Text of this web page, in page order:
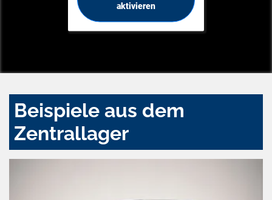
aktivieren
Beispiele aus dem
Zentrallager